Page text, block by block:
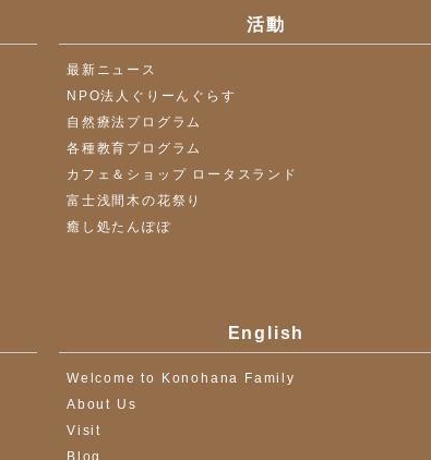
活動
最新ニュース
NPO法人ぐりーんぐらす
自然療法プログラム
各種教育プログラム
カフェ＆ショップ ロータスランド
富士浅間木の花祭り
癒し処たんぽぽ
English
Welcome to Konohana Family
About Us
Visit
Blog